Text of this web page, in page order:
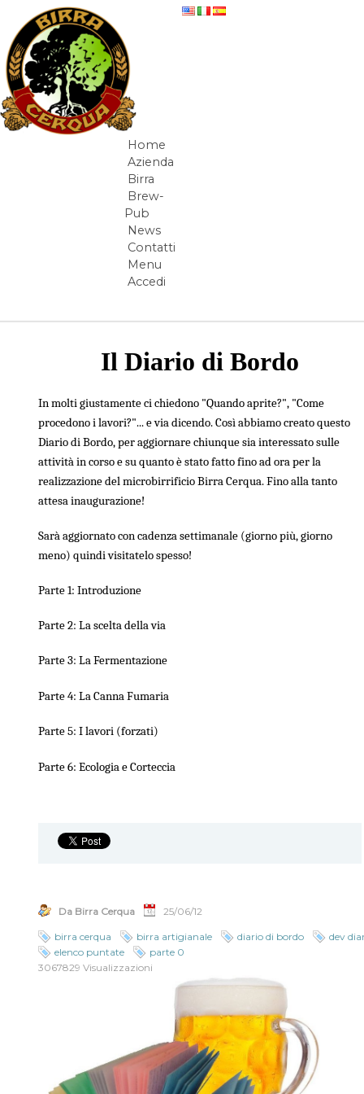
Salta al contenuto
Navigazione
Home
Azienda
Birra
Brew-
Pub
News
Contatti
Menu
Accedi
Elementi Navigazione
Dev Diary /
Il Diario di Bordo
In molti giustamente ci chiedono "Quando aprite?", "Come
procedono i lavori?"... e via dicendo. Così abbiamo creato questo
Diario di Bordo, per aggiornare chiunque sia interessato sulle
attività in corso e su quanto è stato fatto fino ad ora per la
realizzazione del microbirrificio Birra Cerqua. Fino alla tanto
attesa inaugurazione!
Sarà aggiornato con cadenza settimanale (giorno più, giorno
meno) quindi visitatelo spesso!
Parte 1: Introduzione
Parte 2: La scelta della via
Parte 3: La Fermentazione
Parte 4: La Canna Fumaria
Parte 5: I lavori (forzati)
Parte 6: Ecologia e Corteccia
Da Birra Cerqua 25/06/12
birra cerqua birra artigianale diario di bordo
dev
elenco puntate
parte 0
3067829 Visualizzazioni